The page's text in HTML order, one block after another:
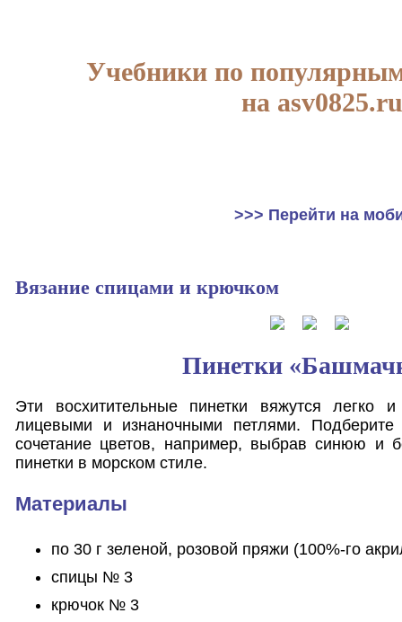
Учебники по
на asv0825.ru
>>> Перейти на
Вязание спицами и крючком
Пинетки
Эти восхитительные пинетки вяжутся легко
лицевыми и изнаночными петлями. Подберите
сочетание цветов, например, выбрав синюю и
пинетки в морском стиле.
Материалы
по 30 г зеленой, розовой пряжи (100%-го
спицы № 3
крючок № 3